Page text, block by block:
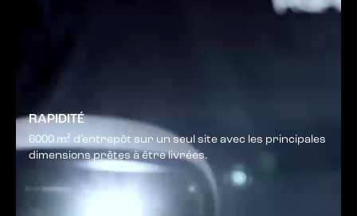
RAPIDITÉ
6000 m² d’entrepôt sur un seul site avec les principales
dimensions prêtes à être livrées.